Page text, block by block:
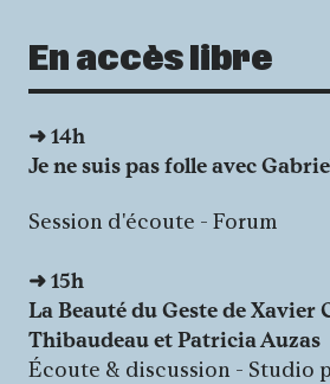
En accès libre
➜ 14h
Je ne suis pas folle avec
Session d'écoute - Forum
➜15h
La Beauté du Geste de Xavier
Thibaudeau et Patricia Auzas
Écoute & discussion - Studio